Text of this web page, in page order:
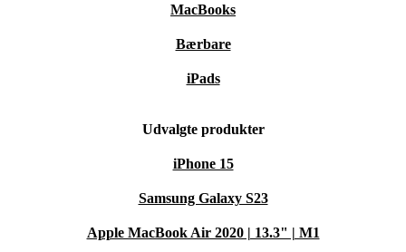
MacBooks
Bærbare
iPads
Udvalgte produkter
iPhone 15
Samsung Galaxy S23
Apple MacBook Air 2020 | 13.3" | M1